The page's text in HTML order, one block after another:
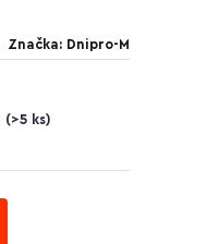
Značka: Dnipro-M
(>5 ks)